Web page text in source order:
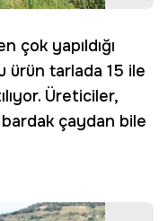
çok yapıldığı
ürün tarlada 15 ile
Üreticiler,
çaydan bile